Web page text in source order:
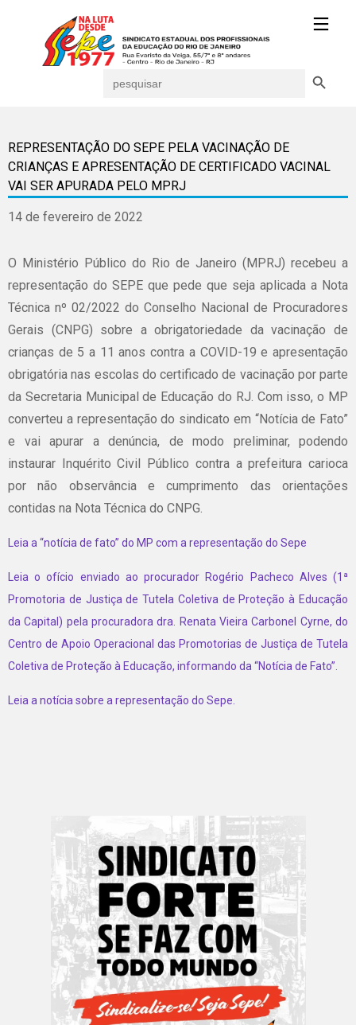
for:
REPRESENTAÇÃO DO SEPE PELA VACINAÇÃO DE
CRIANÇAS E APRESENTAÇÃO DE CERTIFICADO VACINAL
VAI SER APURADA PELO MPRJ
14 de fevereiro de 2022
O Ministério Público do Rio de Janeiro (MPRJ) recebeu a
representação do SEPE que pede que seja aplicada a Nota
Técnica nº 02/2022 do Conselho Nacional de Procuradores
Gerais (CNPG) sobre a obrigatoriedade da vacinação de
crianças de 5 a 11 anos contra a COVID-19 e apresentação
obrigatória nas escolas do certificado de vacinação por parte
da Secretaria Municipal de Educação do RJ. Com isso, o MP
converteu a representação do sindicato em “Notícia de Fato”
e vai apurar a denúncia, de modo preliminar, podendo
instaurar Inquérito Civil Público contra a prefeitura carioca
por não observância e cumprimento das orientações
contidas na Nota Técnica do CNPG.
Leia a “notícia de fato” do MP com a representação do Sepe
Leia o ofício enviado ao procurador Rogério Pacheco Alves (1ª
Promotoria de Justiça de Tutela Coletiva de Proteção à Educação
da Capital) pela procuradora dra. Renata Vieira Carbonel Cyrne, do
Centro de Apoio Operacional das Promotorias de Justiça de Tutela
Coletiva de Proteção à Educação, informando da “Notícia de Fato”.
Leia a notícia sobre a representação do Sepe.